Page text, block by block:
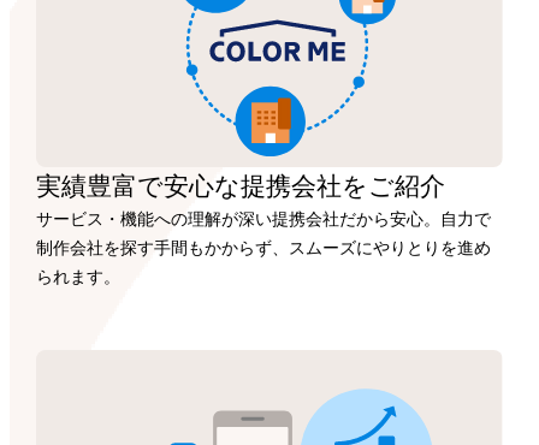
実績豊富で安心な提携会社を ご紹介
サービス・機能への理解が深い提携会社だから安心。自力で
制作会社を探す手間もかからず、スムーズにやりとりを進め
られます。